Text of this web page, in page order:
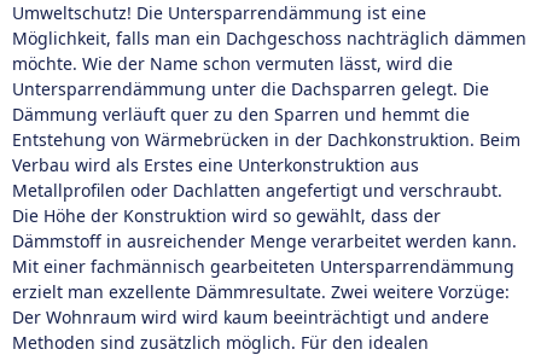
Umweltschutz! Die Untersparrendämmung ist eine
Möglichkeit, falls man ein Dachgeschoss nachträglich dämmen
möchte. Wie der Name schon vermuten lässt, wird die
Untersparrendämmung unter die Dachsparren gelegt. Die
Dämmung verläuft quer zu den Sparren und hemmt die
Entstehung von Wärmebrücken in der Dachkonstruktion. Beim
Verbau wird als Erstes eine Unterkonstruktion aus
Metallprofilen oder Dachlatten angefertigt und verschraubt.
Die Höhe der Konstruktion wird so gewählt, dass der
Dämmstoff in ausreichender Menge verarbeitet werden kann.
Mit einer fachmännisch gearbeiteten Untersparrendämmung
erzielt man exzellente Dämmresultate. Zwei weitere Vorzüge:
Der Wohnraum wird wird kaum beeinträchtigt und andere
Methoden sind zusätzlich möglich. Für den idealen